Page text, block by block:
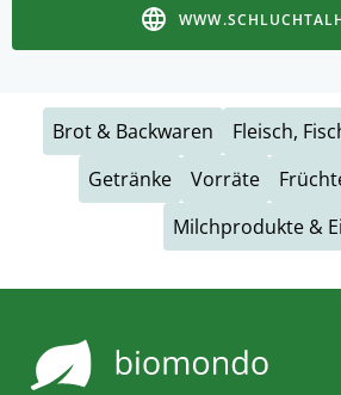
Brot & Backwaren
Fleisch,
Getränke
Vorräte
Milchprodukte &